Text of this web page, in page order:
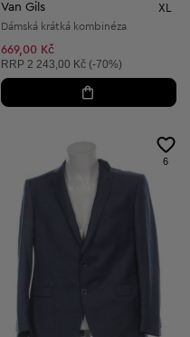
Van Gils XL
Dámská krátká kombinéza
669,00 Kč
Doporučená cena:
RRP 2 243,00 Kč (-70%)
6